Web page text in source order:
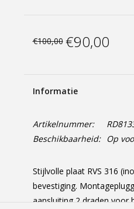
€100,00 €90,00
Informatie
Artikelnummer:
Beschikbaarheid:
Op
Stijlvolle plaat RVS 316
bevestiging.
aansluiting 2 draden voor